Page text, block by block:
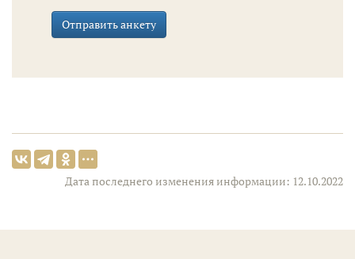
Отправить анкету
Дата последнего изменения информации: 12.10.2022